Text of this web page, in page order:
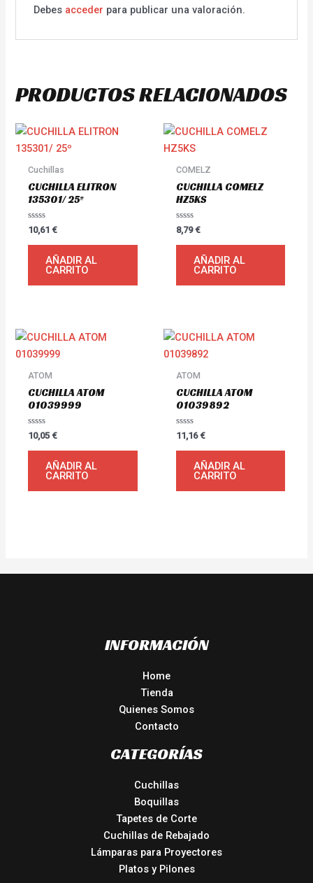
Debes acceder para publicar una valoración.
PRODUCTOS RELACIONADOS
Cuchillas
CUCHILLA ELITRON
135301/ 25º
Valorado
con
0
10,61 €
AÑADIR AL
CARRITO
COMELZ
CUCHILLA COMELZ
HZ5KS
Valorado
con
0
8,79€
AÑADIR AL
CARRITO
ATOM
CUCHILLA ATOM
01039999
Valorado
con
0
10,05 €
AÑADIR AL
CARRITO
ATOM
CUCHILLA ATOM
01039892
Valorado
con
0
11,16€
AÑADIR AL
CARRITO
INFORMACIÓN
Home
Tienda
Quienes Somos
Contacto
CATEGORÍAS
Cuchillas
Boquillas
Tapetes de Corte
Cuchillas de Rebajado
Lámparas para Proyectores
Platos y Pilones